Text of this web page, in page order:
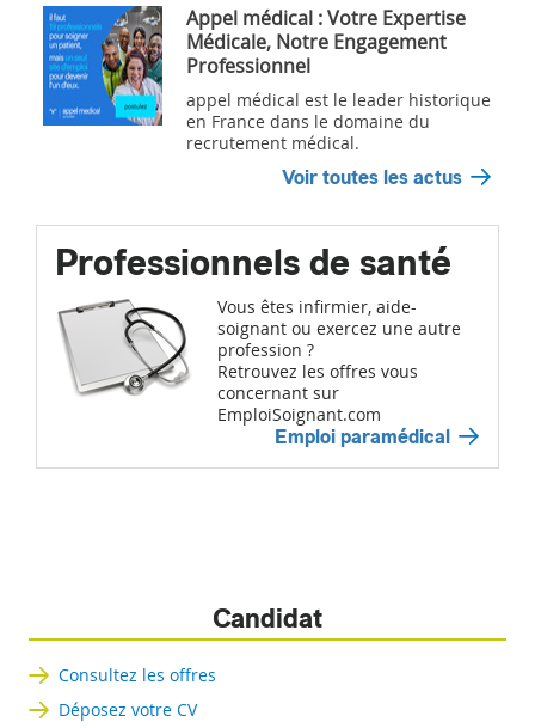
Appel médical : Votre Expertise
Médicale, Notre Engagement
Professionnel
appel médical est le leader historique
en France dans le domaine du
recrutement médical.
Voir toutes les actus
Professionnels de santé
Vous êtes infirmier, aide-
soignant ou exercez une autre
profession ?
Retrouvez les offres vous
concernant sur
EmploiSoignant.com
Emploi paramédical
Candidat
Consultez les offres
Déposez votre CV